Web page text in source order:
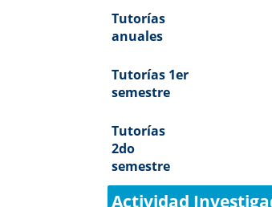
Tutorías
anuales
Tutorías 1er
semestre
Tutorías
2do
semestre
Actividad